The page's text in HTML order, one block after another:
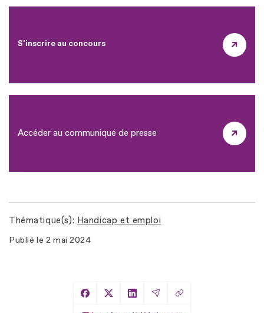
S'inscrire au concours
Accéder au communiqué de presse
Thématique(s) Handicap et emploi
Publié le 2 mai 2024
Partager sur Facebook
Partager sur X
Partager sur LinkedIn
Partager par Email
Copier le lien